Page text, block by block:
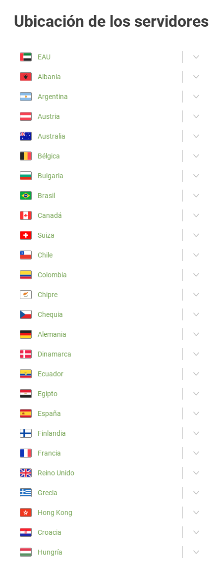
Ubicación de los servidores
EAU
Albania
Argentina
Austria
Australia
Bélgica
Bulgaria
Brasil
Canadá
Suiza
Chile
Colombia
Chipre
Chequia
Alemania
Dinamarca
Ecuador
Egipto
España
Finlandia
Francia
Reino Unido
Grecia
Hong Kong
Croacia
Hungría